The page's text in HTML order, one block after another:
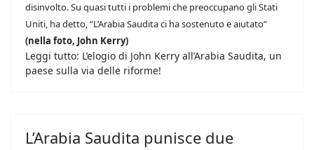
disinvolto. Su quasi tutti i problemi che preoccupano gli Stati
Uniti, ha detto, “L’Arabia Saudita ci ha sostenuto e aiutato”
(nella foto, John Kerry)
Leggi tutto: L’elogio di John Kerry all’Arabia Saudita, un
paese sulla via delle riforme!
L’Arabia Saudita punisce due